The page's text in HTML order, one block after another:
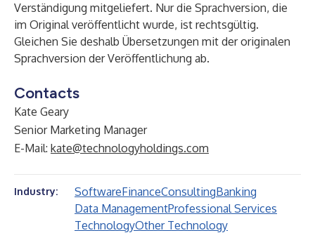
Verständigung mitgeliefert. Nur die Sprachversion, die
im Original veröffentlicht wurde, ist rechtsgültig.
Gleichen Sie deshalb Übersetzungen mit der originalen
Sprachversion der Veröffentlichung ab.
Contacts
Kate Geary
Senior Marketing Manager
E-Mail: kate@technologyholdings.com
Industry: SoftwareFinanceConsultingBanking
Data ManagementProfessional Services
TechnologyOther Technology